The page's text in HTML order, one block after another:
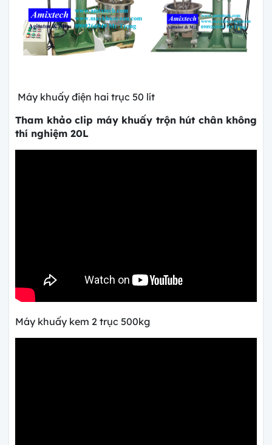
Máy khuấy điện hai trục 50 lít
Tham khảo clip máy khuấy trộn hút chân không
thí nghiệm 20L
Máy khuấy kem 2 trục 500kg